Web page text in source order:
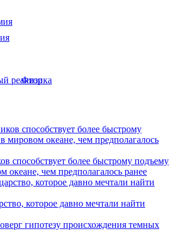
Физика
способствует более быстрому подъему
океане, чем предполагалось ранее
которое давно мечтали найти